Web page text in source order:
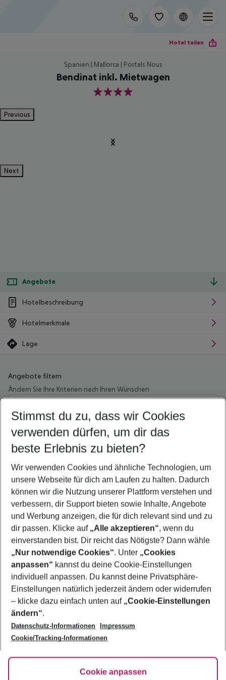
Hotel teilen
Spanien | Mallorca | Portals Nous
Bendinat inkl. Mietwagen
4
Previous
Next
Angebote
Hotelbeschreibung
Hotelmerkmale
Lage
Angebote filtern
Ändern Sie Ihre Kriterien nach Ihren Wünschen
Wähle deinen Abflughafen
Beliebiger Abflughafen
Wähle deinen Reisezeitraum
5-8 Nächte
2 Erwachsene Keine Kinder
Mehr Filter anzeigen
Footer
Footer navigation
Über uns
AGB
Bestpreisgarantie
Cookie-Einstellungen ändern
Cookie-Richtlinie
Agenturbetreuung
Barrierefreies Reisen
FAQ
HanseMerkur Reiseversicherung
Folge uns
Stimmst du zu, dass wir Cookies
verwenden dürfen, um dir das
beste Erlebnis zu bieten?
Wir verwenden Cookies und ähnliche Technologien, um
unsere Webseite für dich am Laufen zu halten. Dadurch
können wir die Nutzung unserer Plattform verstehen und
verbessern, dir Support bieten sowie Inhalte, Angebote
und Werbung anzeigen, die für dich relevant sind und zu
dir passen. Klicke auf „Alle akzeptieren“, wenn du
einverstanden bist. Dir reicht das Nötigste? Dann wähle
„Nur notwendige Cookies“. Unter „Cookies
anpassen“ kannst du deine Cookie-Einstellungen
individuell anpassen. Du kannst deine Privatsphäre-
Einstellungen natürlich jederzeit ändern oder widerrufen
– klicke dazu einfach unten auf „Cookie-Einstellungen
ändern“.
Datenschutz-Informationen
Impressum
Cookie/Tracking-Informationen
Cookie anpassen